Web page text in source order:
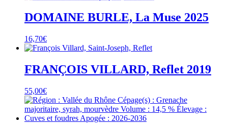
DOMAINE BURLE, La Muse 2025
16,70€
FRANÇOIS VILLARD, Reflet 2019
55,00€